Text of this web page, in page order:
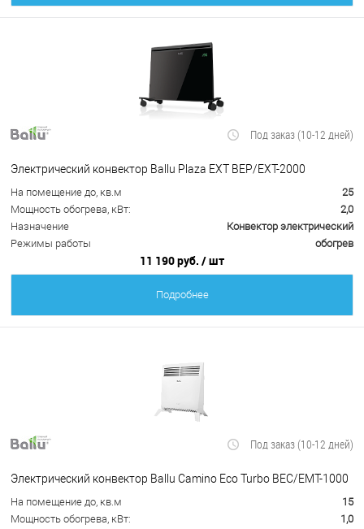
Под заказ (10-12 дней)
Электрический конвектор Ballu Plaza EXT BEP/EXT-2000
На помещение до, кв.м
25
Мощность обогрева, кВт:
2,0
Назначение
Конвектор электрический
Режимы работы
обогрев
11 190 руб. / шт
Подробнее
Под заказ (10-12 дней)
Электрический конвектор Ballu Camino Eco Turbo BEC/EMT-1000
На помещение до, кв.м
15
Мощность обогрева, кВт:
1,0